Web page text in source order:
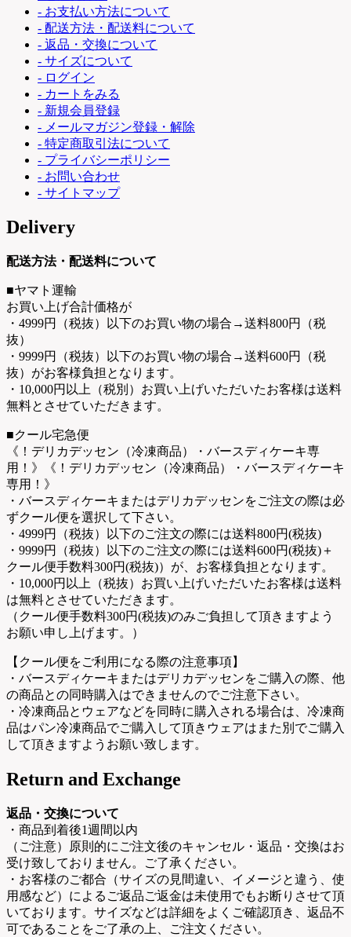
- お支払い方法について
- 配送方法・配送料について
- 返品・交換について
- サイズについて
- ログイン
- カートをみる
- 新規会員登録
- メールマガジン登録・解除
- 特定商取引法について
- プライバシーポリシー
- お問い合わせ
- サイトマップ
Delivery
配送方法・配送料について
■ヤマト運輸
お買い上げ合計価格が
・4999円（税抜）以下のお買い物の場合→送料800円（税
抜）
・9999円（税抜）以下のお買い物の場合→送料600円（税
抜）がお客様負担となります。
・10,000円以上（税別）お買い上げいただいたお客様は送料
無料とさせていただきます。
■クール宅急便
《！デリカデッセン（冷凍商品）・バースディケーキ専
用！》《！デリカデッセン（冷凍商品）・バースディケーキ
専用！》
・バースディケーキまたはデリカデッセンをご注文の際は必
ずクール便を選択して下さい。
・4999円（税抜）以下のご注文の際には送料800円(税抜)
・9999円（税抜）以下のご注文の際には送料600円(税抜)＋
クール便手数料300円(税抜)）が、お客様負担となります。
・10,000円以上（税抜）お買い上げいただいたお客様は送料
は無料とさせていただきます。
（クール便手数料300円(税抜)のみご負担して頂きますよう
お願い申し上げます。）
【クール便をご利用になる際の注意事項】
・バースディケーキまたはデリカデッセンをご購入の際、他
の商品との同時購入はできませんのでご注意下さい。
・冷凍商品とウェアなどを同時に購入される場合は、冷凍商
品はパン冷凍商品でご購入して頂きウェアはまた別でご購入
して頂きますようお願い致します。
Return and Exchange
返品・交換について
・商品到着後1週間以内
（ご注意）原則的にご注文後のキャンセル・返品・交換はお
受け致しておりません。ご了承ください。
・お客様のご都合（サイズの見間違い、イメージと違う、使
用感など）によるご返品ご返金は未使用でもお断りさせて頂
いております。サイズなどは詳細をよくご確認頂き、返品不
可であることをご了承の上、ご注文ください。